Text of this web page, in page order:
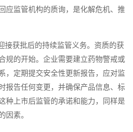
应监管机构的质询，是化解危机、推
获批后的持续监管义务。资质的获
规的开始。企业需要建立药物警戒或
，定期提交安全性更新报告，应对监
报告任何变更，并确保产品信息、标
种上市后监管的承诺和能力，同样是
因素。